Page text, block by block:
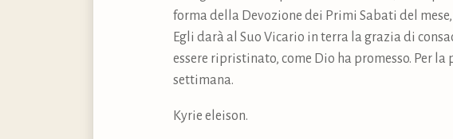
forma della Devozione dei Primi Sabati del
Egli darà al Suo Vicario in terra la grazia di
essere ripristinato, come Dio ha promesso. Per
settimana.
Kyrie eleison.